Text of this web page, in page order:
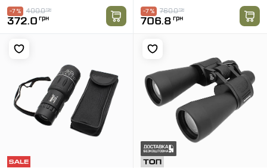
400.0грн
-7 %
372.0 грн
760.0грн
-7 %
706.8 грн